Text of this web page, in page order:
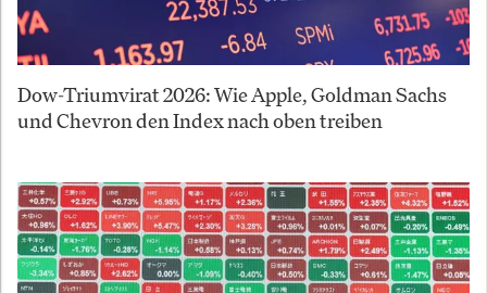
Dow-Triumvirat 2026: Wie Apple, Goldman Sachs
und Chevron den Index nach oben treiben